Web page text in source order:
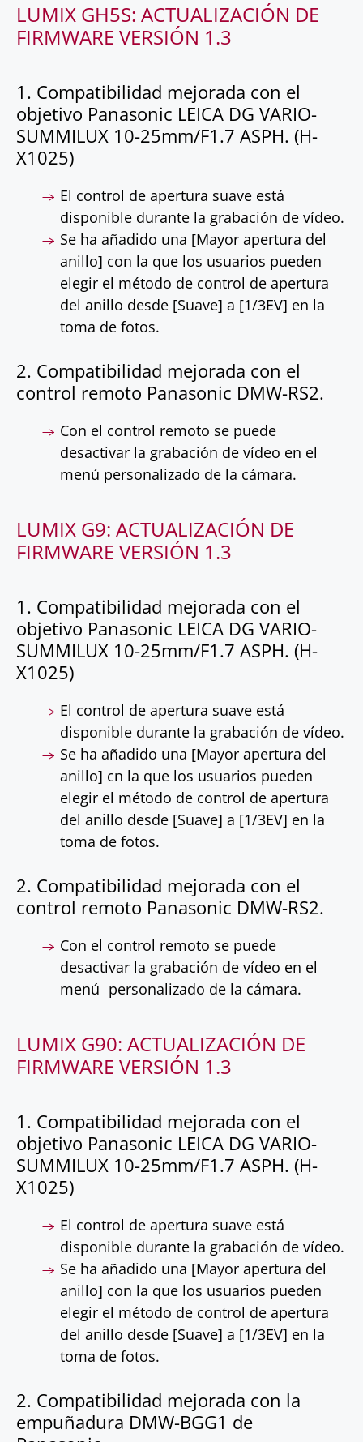
LUMIX GH5S: ACTUALIZACIÓN DE
FIRMWARE VERSIÓN 1.3
1. Compatibilidad mejorada con el
objetivo Panasonic LEICA DG VARIO-
SUMMILUX 10-25mm/F1.7 ASPH. (H-
X1025)
El control de apertura suave está
disponible durante la grabación de vídeo.
Se ha añadido una [Mayor apertura del
anillo] con la que los usuarios pueden
elegir el método de control de apertura
del anillo desde [Suave] a [1/3EV] en la
toma de fotos.
2. Compatibilidad mejorada con el
control remoto Panasonic DMW-RS2.
Con el control remoto se puede
desactivar la grabación de vídeo en el
menú personalizado de la cámara.
LUMIX G9: ACTUALIZACIÓN DE
FIRMWARE VERSIÓN 1.3
1. Compatibilidad mejorada con el
objetivo Panasonic LEICA DG VARIO-
SUMMILUX 10-25mm/F1.7 ASPH. (H-
X1025)
El control de apertura suave está
disponible durante la grabación de vídeo.
Se ha añadido una [Mayor apertura del
anillo] cn la que los usuarios pueden
elegir el método de control de apertura
del anillo desde [Suave] a [1/3EV] en la
toma de fotos.
2. Compatibilidad mejorada con el
control remoto Panasonic DMW-RS2.
Con el control remoto se puede
desactivar la grabación de vídeo en el
menú personalizado de la cámara.
LUMIX G90: ACTUALIZACIÓN DE
FIRMWARE VERSIÓN 1.3
1. Compatibilidad mejorada con el
objetivo Panasonic LEICA DG VARIO-
SUMMILUX 10-25mm/F1.7 ASPH. (H-
X1025)
El control de apertura suave está
disponible durante la grabación de vídeo.
Se ha añadido una [Mayor apertura del
anillo] con la que los usuarios pueden
elegir el método de control de apertura
del anillo desde [Suave] a [1/3EV] en la
toma de fotos.
2. Compatibilidad mejorada con la
empuñadura DMW-BGG1 de